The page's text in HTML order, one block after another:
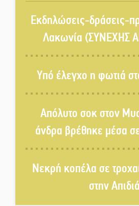
για τα 80
του
μήνα ο
Άγρυπνος
το
πρόγραμμα
Εκδηλώσεις-δράσεις-
Λακωνία (ΣΥΝΕΧΗΣ
Υπό έλεγχο η φωτιά
Απόλυτο σοκ στον
άνδρα βρέθηκε μέσα
Νεκρή κοπέλα σε
στην Απιδιά